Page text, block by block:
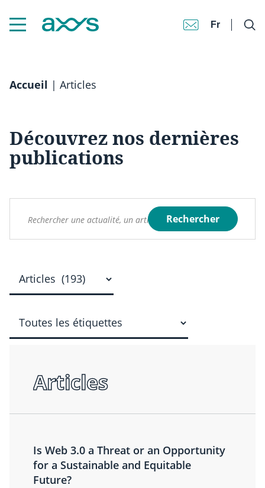
Fr
Accueil | Articles
Découvrez nos dernières
publications
Articles
Is Web 3.0 a Threat or an Opportunity
for a Sustainable and Equitable
Future?